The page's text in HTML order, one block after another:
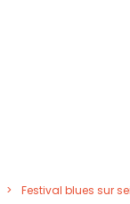
Festival blues sur